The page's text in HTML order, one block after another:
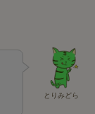
とりみどら